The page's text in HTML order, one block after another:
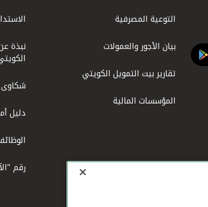
التوعية المصرفية
بيان الأجور والعمولات
تقارير بيت التمويل الكويتي
المؤسسات المالية
نبذة
شكاوى
دليل
رقم